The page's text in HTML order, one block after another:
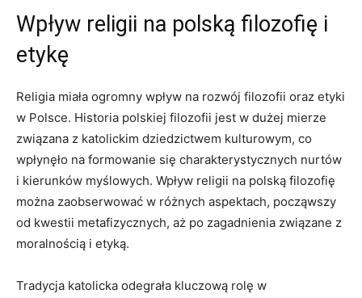
Wpływ religii na polską filozofię i
etykę
Religia miała ogromny wpływ na rozwój ⁤filozofii oraz etyki
w Polsce. Historia polskiej filozofii jest w dużej mierze
związana z katolickim dziedzictwem​ kulturowym, ‍co
wpłynęło‌ na formowanie⁣ się charakterystycznych nurtów
i kierunków myślowych. Wpływ religii na polską ⁣filozofię⁤
można zaobserwować w‌ różnych aspektach, począwszy
od kwestii metafizycznych, aż po zagadnienia związane z
moralnością i etyką.
Tradycja katolicka odegrała kluczową⁤ rolę w